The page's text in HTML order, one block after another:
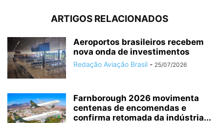
ARTIGOS RELACIONADOS
Aeroportos brasileiros recebem
nova onda de investimentos
Redação Aviação Brasil - 25/07/2026
Farnborough 2026 movimenta
centenas de encomendas e
confirma retomada da indústria...